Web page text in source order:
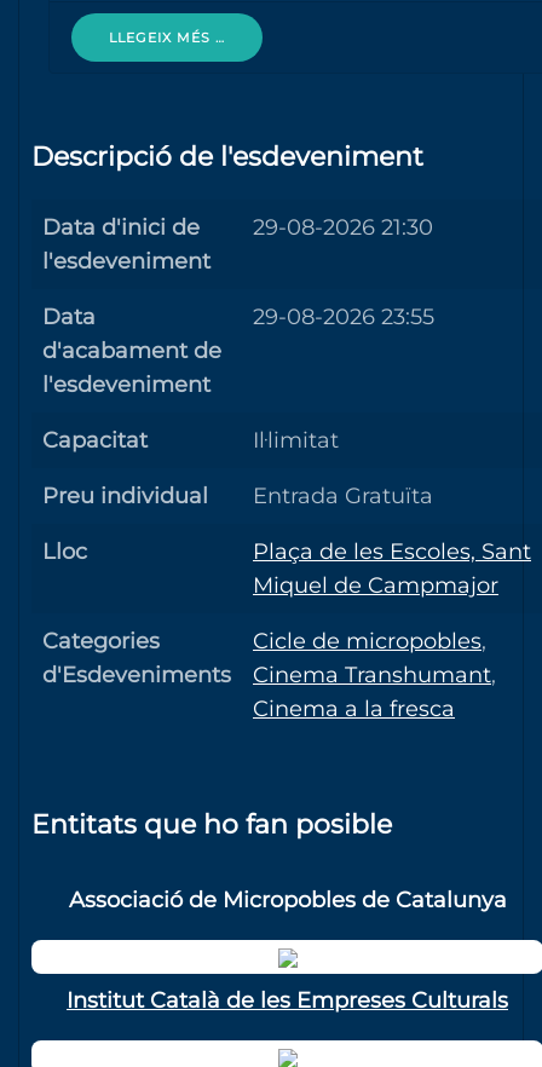
LLEGEIX MÉS …
Descripció de l'esdeveniment
Data d'inici de
l'esdeveniment
29-08-2026 21:30
Data
d'acabament de
l'esdeveniment
29-08-2026 23:55
Capacitat Il·limitat
Preu individual Entrada Gratuïta
Lloc
Plaça de les Escoles, Sant
Miquel de Campmajor
Categories
d'Esdeveniments
Cicle de micropobles,
Cinema Transhumant,
Cinema a la fresca
Entitats que ho fan posible
Associació de Micropobles de Catalunya
Institut Català de les Empreses Culturals